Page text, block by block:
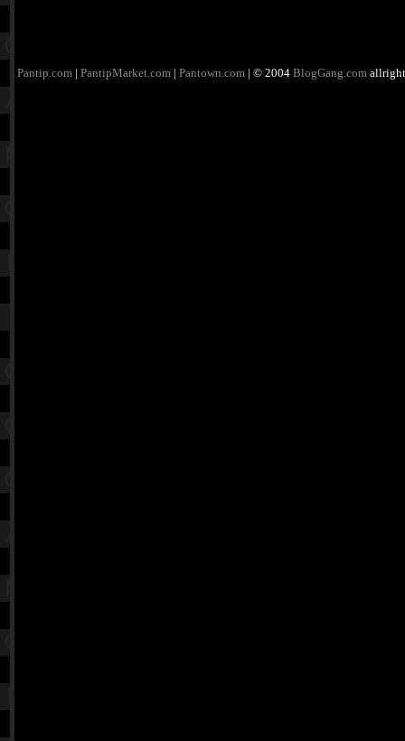
Pantip.com | PantipMarket.com | Pantown.com | © 2004 BlogGang.com